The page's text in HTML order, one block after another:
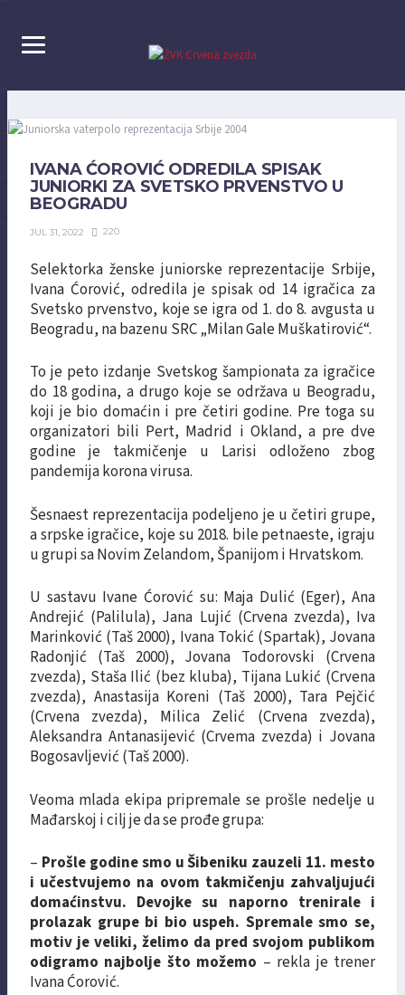
IVANA ĆOROVIĆ ODREDILA SPISAK
JUNIORKI ZA SVETSKO PRVENSTVO U
BEOGRADU
JUL 31, 2022 220
Selektorka ženske juniorske reprezentacije Srbije,
Ivana Ćorović, odredila je spisak od 14 igračica za
Svetsko prvenstvo, koje se igra od 1. do 8. avgusta u
Beogradu, na bazenu SRC „Milan Gale Muškatirović“.
To je peto izdanje Svetskog šampionata za igračice
do 18 godina, a drugo koje se održava u Beogradu,
koji je bio domaćin i pre četiri godine. Pre toga su
organizatori bili Pert, Madrid i Okland, a pre dve
godine je takmičenje u Larisi odloženo zbog
pandemija korona virusa.
Šesnaest reprezentacija podeljeno je u četiri grupe,
a srpske igračice, koje su 2018. bile petnaeste, igraju
u grupi sa Novim Zelandom, Španijom i Hrvatskom.
U sastavu Ivane Ćorović su: Maja Dulić (Eger), Ana
Andrejić (Palilula), Jana Lujić (Crvena zvezda), Iva
Marinković (Taš 2000), Ivana Tokić (Spartak), Jovana
Radonjić (Taš 2000), Jovana Todorovski (Crvena
zvezda), Staša Ilić (bez kluba), Tijana Lukić (Crvena
zvezda), Anastasija Koreni (Taš 2000), Tara Pejčić
(Crvena zvezda), Milica Zelić (Crvena zvezda),
Aleksandra Antanasijević (Crvema zvezda) i Jovana
Bogosavljević (Taš 2000).
Veoma mlada ekipa pripremale se prošle nedelje u
Mađarskoj i cilj je da se prođe grupa:
– Prošle godine smo u Šibeniku zauzeli 11. mesto
i učestvujemo na ovom takmičenju zahvaljujući
domaćinstvu. Devojke su naporno trenirale i
prolazak grupe bi bio uspeh. Spremale smo se,
motiv je veliki, želimo da pred svojom publikom
odigramo najbolje što možemo – rekla je trener
Ivana Ćorović.